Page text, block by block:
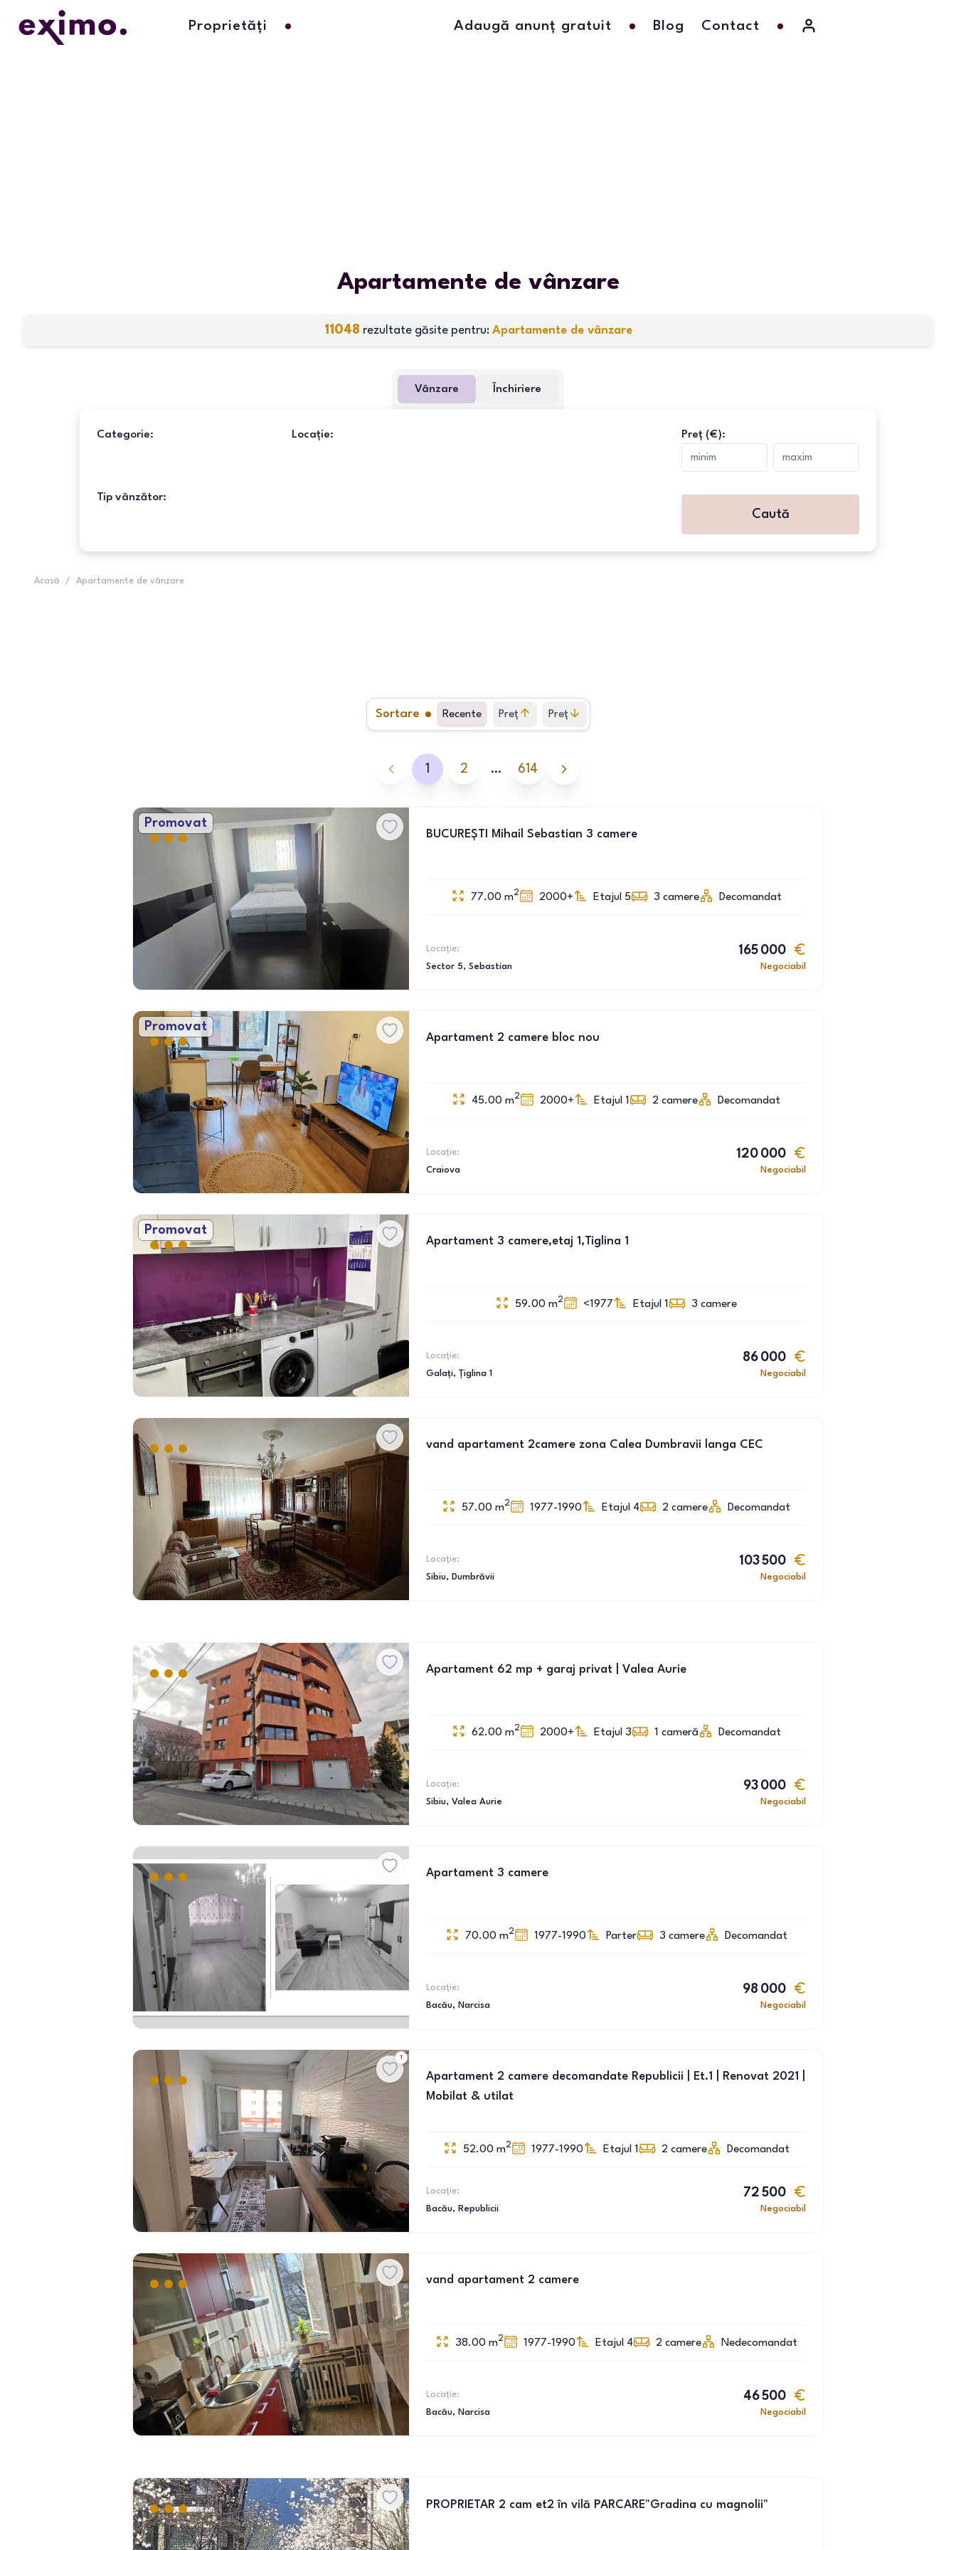
Proprietăți Adaugă anunț gratuit Blog Contact
Apartamente de vânzare
11048 rezultate găsite pentru: Apartamente de vânzare
Vânzare Închiriere
Categorie: Locație: Preț (€):
Tip vânzător:
Caută
Acasă / Apartamente de vânzare
Sortare Recente Preț
crescător
Preț
descrescător
1 2 … 614
Promovat
BUCUREȘTI Mihail Sebastian 3 camere
77.00 m2 2000+ Etajul 5 3 camere Decomandat
Locație:
Sector 5, Sebastian
165 000
Negociabil
Promovat
Apartament 2 camere bloc nou
45.00 m2 2000+ Etajul 1 2 camere Decomandat
Locație:
Craiova
120 000
Negociabil
Promovat
Apartament 3 camere,etaj 1,Tiglina 1
59.00 m2 <1977 Etajul 1 3 camere
Locație:
Galați, Țiglina 1
86 000
Negociabil
vand apartament 2camere zona Calea Dumbravii langa CEC
57.00 m2 1977-1990 Etajul 4 2 camere Decomandat
Locație:
Sibiu, Dumbrăvii
103 500
Negociabil
Apartament 62 mp + garaj privat | Valea Aurie
62.00 m2 2000+ Etajul 3 1 cameră Decomandat
Locație:
Sibiu, Valea Aurie
93 000
Negociabil
Apartament 3 camere
70.00 m2 1977-1990 Parter 3 camere Decomandat
Locație:
Bacău, Narcisa
98 000
Negociabil
1
Apartament 2 camere decomandate Republicii | Et.1 | Renovat 2021 |
Mobilat & utilat
52.00 m2 1977-1990 Etajul 1 2 camere Decomandat
Locație:
Bacău, Republicii
72 500
Negociabil
vand apartament 2 camere
38.00 m2 1977-1990 Etajul 4 2 camere Nedecomandat
Locație:
Bacău, Narcisa
46 500
Negociabil
PROPRIETAR 2 cam et2 în vilă PARCARE"Gradina cu magnolii"